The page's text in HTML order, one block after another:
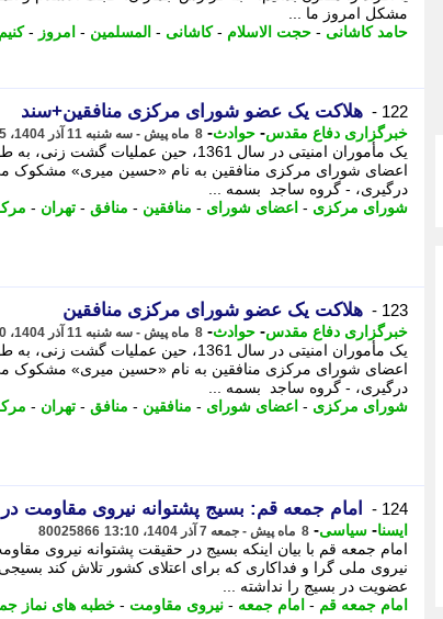
مشکل امروز ما ...
حامد کاشانی - حجت الاسلام -کاشانی - المسلمین - امروز -کنیم
122 - هلاکت یک عضو شورای مرکزی منافقین+سند
خبرگزاری دفاع مقدس- حوادث- 8 ماه پیش - سه شنبه 11 آذر 1404، 12:35
یک مأموران امنیتی در سال 1361، حین
اعضای شورای مرکزی منافقین به نام «حسین میری» مشکوک
درگیری، - گروه ساجد بسمه ...
شورای مرکزی - اعضای شورای - منافقین - منافق - تهران -
123 - هلاکت یک عضو شورای مرکزی منافقین
خبرگزاری دفاع مقدس- حوادث- 8 ماه پیش - سه شنبه 11 آذر 1404، 12:30
یک مأموران امنیتی در سال 1361، حین
اعضای شورای مرکزی منافقین به نام «حسین میری» مشکوک
درگیری، - گروه ساجد بسمه ...
شورای مرکزی - اعضای شورای - منافقین - منافق - تهران -
124 - امام جمعه قم: بسیج پشتوانه نیروی مقاومت
ایسنا- سیاسی- 8 ماه پیش - جمعه 7 آذر 1404، 13:10 80025866
امام جمعه قم با بیان اینکه بسیج در حقیقت پشتوانه نیروی
نیروی ملی گرا و فداکاری که برای اعتلای کشور تلاش کند
عضویت در بسیج را نداشته ...
امام جمعه قم - امام جمعه - نیروی مقاومت - خطبه های نماز